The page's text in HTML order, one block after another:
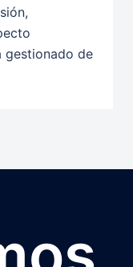
gestionado de